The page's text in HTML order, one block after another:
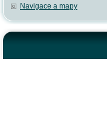
Navigace a mapy